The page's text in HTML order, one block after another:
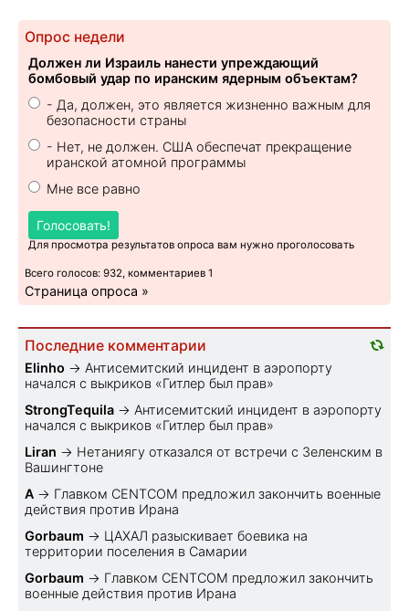
Опрос недели
Должен ли Израиль нанести упреждающий
бомбовый удар по иранским ядерным объектам?
- Да, должен, это является жизненно важным для
безопасности страны
- Нет, не должен. США обеспечат прекращение
иранской атомной программы
Мне все равно
Голосовать!
Для просмотра результатов опроса вам нужно проголосовать
Всего голосов: 932, комментариев 1
Страница опроса »
Последние комментарии
Elinho → Антисемитский инцидент в аэропорту
начался с выкриков «Гитлер был прав»
StrongTequila → Антисемитский инцидент в аэропорту
начался с выкриков «Гитлер был прав»
Liran → Нетаниягу отказался от встречи с Зеленским в
Вашингтоне
A → Главком CENTCOM предложил закончить военные
действия против Ирана
Gorbaum → ЦАХАЛ разыскивает боевика на
территории поселения в Самарии
Gorbaum → Главком CENTCOM предложил закончить
военные действия против Ирана